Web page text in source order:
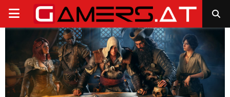
PRIMARY
MENU